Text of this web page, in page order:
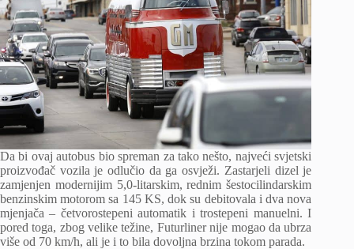
Da bi ovaj autobus bio spreman za tako nešto, najveći svjetski
proizvođač vozila je odlučio da ga osvježi. Zastarjeli dizel je
zamjenjen modernijim 5,0-litarskim, rednim šestocilindarskim
benzinskim motorom sa 145 KS, dok su debitovala i dva nova
mjenjača – četvorostepeni automatik i trostepeni manuelni. I
pored toga, zbog velike težine, Futurliner nije mogao da ubrza
više od 70 km/h, ali je i to bila dovoljna brzina tokom parada.